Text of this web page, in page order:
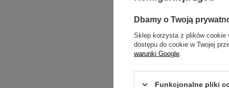
PACSAFE
Biodrówka saszetka
antykradzieżowa
469,99 zł / szt.
Dbamy o Twoją
Sklep korzysta z plików cookie
dostępu do cookie w Twojej
warunki Google
Funkcjonalne pliki